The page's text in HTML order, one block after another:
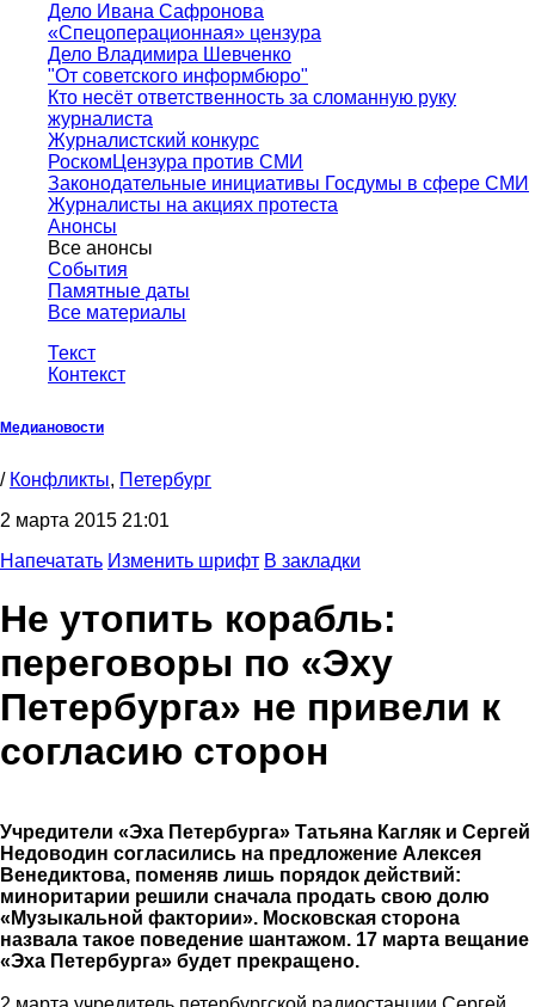
Дело Ивана Сафронова
«Спецоперационная» цензура
Дело Владимира Шевченко
"От советского информбюро"
Кто несёт ответственность за сломанную руку
журналиста
Журналистский конкурс
РоскомЦензура против СМИ
Законодательные инициативы Госдумы в сфере СМИ
Журналисты на акциях протеста
Анонсы
Все анонсы
События
Памятные даты
Все материалы
Текст
Контекст
Медиановости
/ Конфликты, Петербург
2 марта 2015 21:01
Напечатать Изменить шрифт В закладки
Не утопить корабль:
переговоры по «Эху
Петербурга» не привели к
согласию сторон
Учредители «Эха Петербурга» Татьяна Кагляк и Сергей
Недоводин согласились на предложение Алексея
Венедиктова, поменяв лишь порядок действий:
миноритарии решили сначала продать свою долю
«Музыкальной фактории». Московская сторона
назвала такое поведение шантажом. 17 марта вещание
«Эха Петербурга» будет прекращено.